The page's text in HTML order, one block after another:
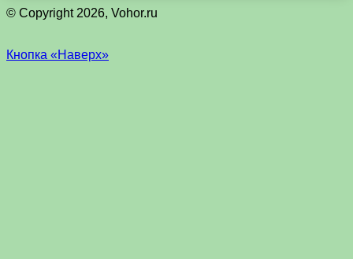
© Copyright 2026, Vohor.ru
Кнопка «Наверх»